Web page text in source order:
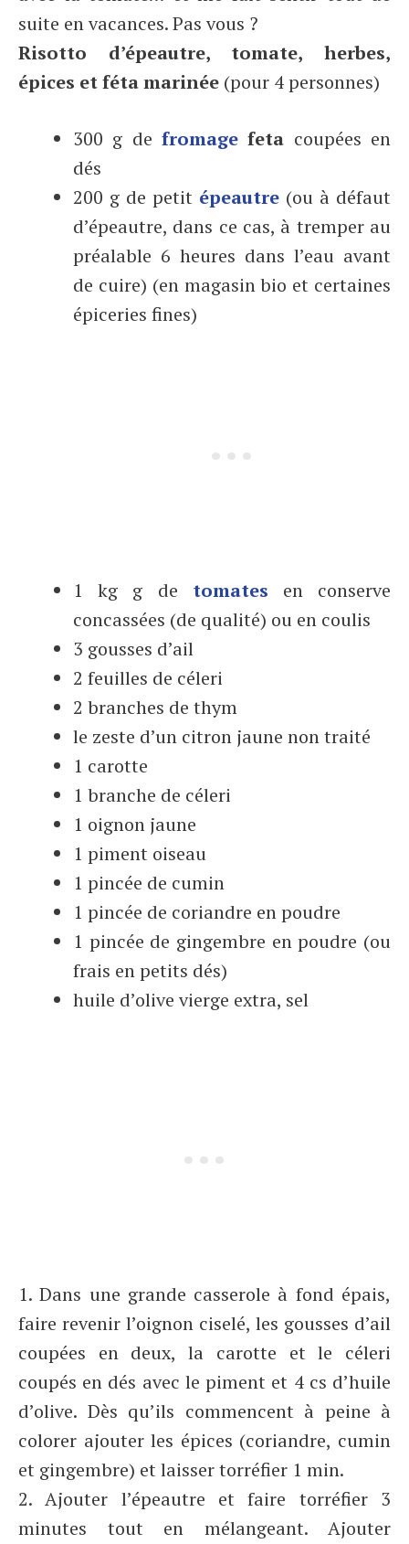
suite en vacances. Pas vous ?
Risotto d’épeautre, tomate, herbes,
épices et féta marinée (pour 4 personnes)
300 g de fromage feta coupées en
dés
200 g de petit épeautre (ou à défaut
d’épeautre, dans ce cas, à tremper au
préalable 6 heures dans l’eau avant
de cuire) (en magasin bio et certaines
épiceries fines)
1 kg g de tomates en conserve
concassées (de qualité) ou en coulis
3 gousses d’ail
2 feuilles de céleri
2 branches de thym
le zeste d’un citron jaune non traité
1 carotte
1 branche de céleri
1 oignon jaune
1 piment oiseau
1 pincée de cumin
1 pincée de coriandre en poudre
1 pincée de gingembre en poudre (ou
frais en petits dés)
huile d’olive vierge extra, sel
1. Dans une grande casserole à fond épais,
faire revenir l’oignon ciselé, les gousses d’ail
coupées en deux, la carotte et le céleri
coupés en dés avec le piment et 4 cs d’huile
d’olive. Dès qu’ils commencent à peine à
colorer ajouter les épices (coriandre, cumin
et gingembre) et laisser torréfier 1 min.
2. Ajouter l’épeautre et faire torréfier 3
minutes tout en mélangeant. Ajouter